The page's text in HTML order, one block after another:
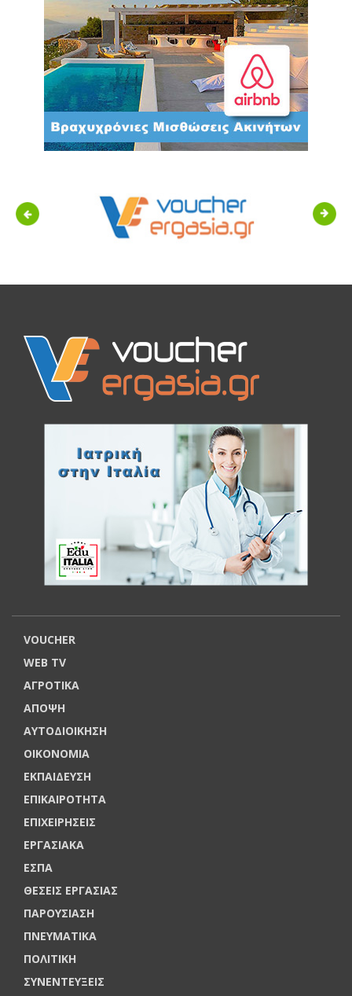
Previous Next
VOUCHER
WEB TV
ΑΓΡΟΤΙΚΑ
ΑΠΟΨΗ
ΑΥΤΟΔΙΟΙΚΗΣΗ
ΟΙΚΟΝΟΜΙΑ
ΕΚΠΑΙΔΕΥΣΗ
ΕΠΙΚΑΙΡΟΤΗΤΑ
ΕΠΙΧΕΙΡΗΣΕΙΣ
ΕΡΓΑΣΙΑΚΑ
ΕΣΠΑ
ΘΕΣΕΙΣ ΕΡΓΑΣΙΑΣ
ΠΑΡΟΥΣΙΑΣΗ
ΠΝΕΥΜΑΤΙΚΑ
ΠΟΛΙΤΙΚΗ
ΣΥΝΕΝΤΕΥΞΕΙΣ